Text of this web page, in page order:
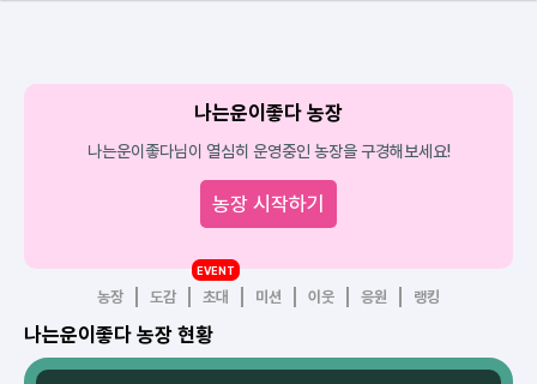
나는운이좋다 농장
나는운이좋다님이 열심히 운영중인 농장을 구경해보세요!
농장 시작하기
농장 도감 초대
EVENT
미션 이웃 응원 랭킹
나는운이좋다 농장 현황